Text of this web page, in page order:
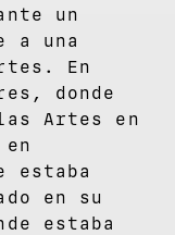
un
a una
En
donde
Artes en
estaba
en su
estaba